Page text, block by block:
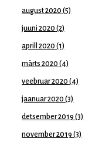
august 2020 (5)
juuni 2020 (2)
aprill 2020 (1)
märts 2020 (4)
veebruar 2020 (4)
jaanuar 2020 (3)
detsember 2019 (3)
november 2019 (3)